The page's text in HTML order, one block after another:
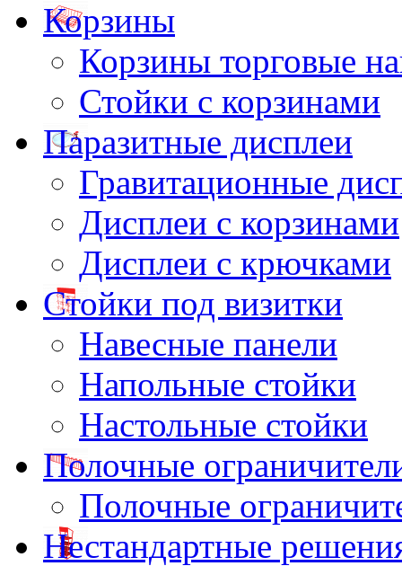
Корзины
Корзины торговые
Стойки с корзинами
Паразитные дисплеи
Гравитационные
Дисплеи с корзинами
Дисплеи с крючками
Стойки под визитки
Навесные панели
Напольные стойки
Настольные стойки
Полочные
Полочные
Нестандартные